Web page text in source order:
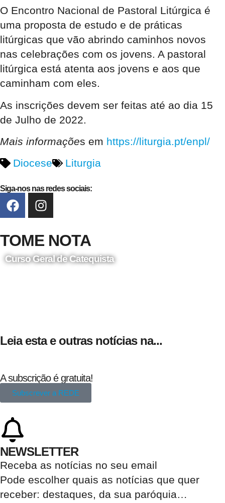
O Encontro Nacional de Pastoral Litúrgica é
uma proposta de estudo e de práticas
litúrgicas que vão abrindo caminhos novos
nas celebrações com os jovens. A pastoral
litúrgica está atenta aos jovens e aos que
caminham com eles.
As inscrições devem ser feitas até ao dia 15
de Julho de 2022.
Mais informações em https://liturgia.pt/enpl/
Diocese
Liturgia
Siga-nos nas redes sociais:
TOME NOTA
Curso Geral de Catequista
Leia esta e outras notícias na...
A subscrição é gratuita!
Subscrever a REDE
NEWSLETTER
Receba as notícias no seu email​
Pode escolher quais as notícias que quer
receber: destaques, da sua paróquia…